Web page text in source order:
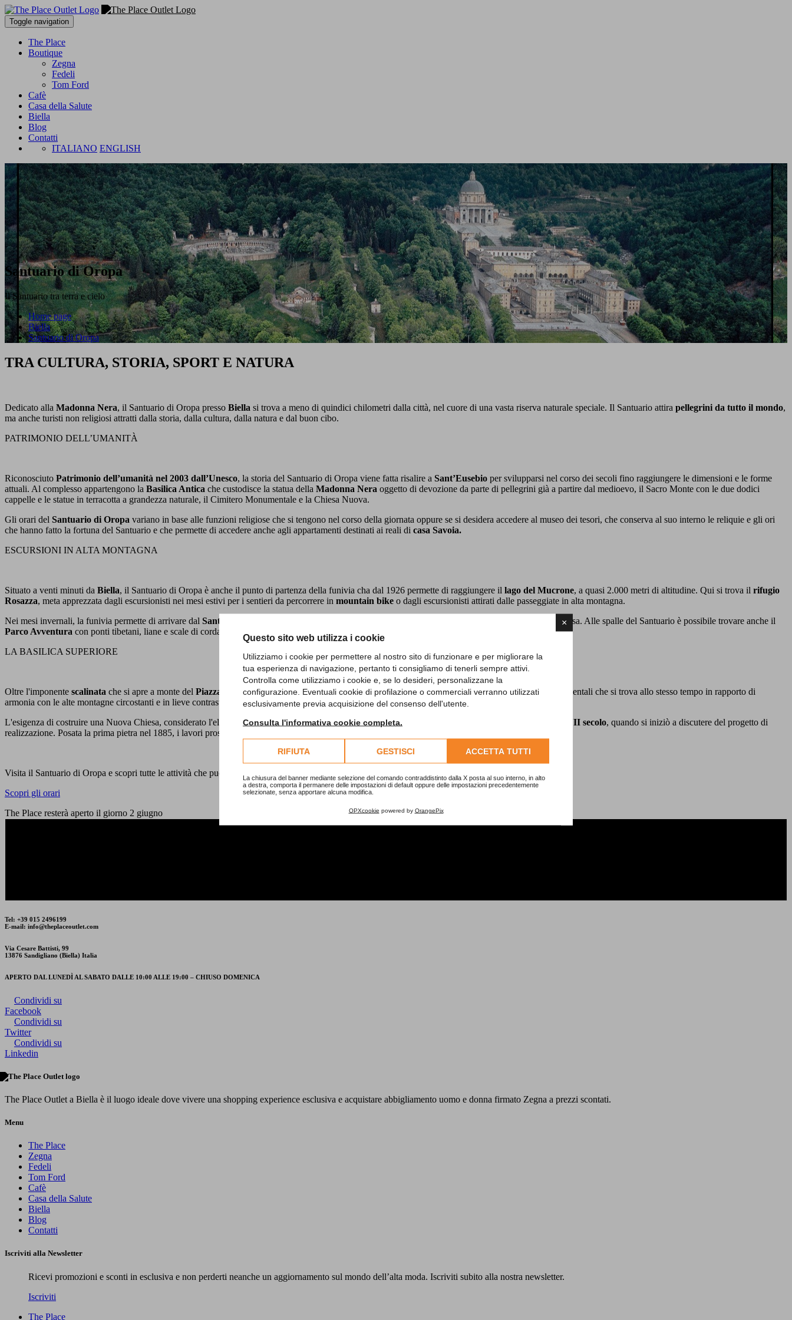
×
Questo sito web utilizza i cookie
Utilizziamo i cookie per permettere al nostro sito di funzionare e per migliorare la
tua esperienza di navigazione, pertanto ti consigliamo di tenerli sempre attivi.
Controlla come utilizziamo i cookie e, se lo desideri, personalizzane la
configurazione. Eventuali cookie di profilazione o commerciali verranno utilizzati
esclusivamente previa acquisizione del consenso dell'utente.
Consulta l'informativa cookie completa.
RIFIUTA GESTISCI ACCETTA TUTTI
La chiusura del banner mediante selezione del comando contraddistinto dalla X posta al suo interno, in alto
a destra, comporta il permanere delle impostazioni di default oppure delle impostazioni precedentemente
selezionate, senza apportare alcuna modifica.
OPXcookie powered by OrangePix
Toggle navigation
The Place
Boutique
Zegna
Fedeli
Tom Ford
Cafè
Casa della Salute
Biella
Blog
Contatti
ITALIANO ENGLISH
Santuario di Oropa
Il Santuario tra terra e cielo
Home page
Biella
Santuario di Oropa
TRA CULTURA, STORIA, SPORT E NATURA
Dedicato alla Madonna Nera, il Santuario di Oropa presso Biella si trova a meno di quindici chilometri dalla città, nel cuore di una vasta riserva naturale speciale. Il Santuario attira pellegrini da tutto il mondo,
ma anche turisti non religiosi attratti dalla storia, dalla cultura, dalla natura e dal buon cibo.
PATRIMONIO DELL’UMANITÀ
Riconosciuto Patrimonio dell’umanità nel 2003 dall’Unesco, la storia del Santuario di Oropa viene fatta risalire a Sant’Eusebio per svilupparsi nel corso dei secoli fino raggiungere le dimensioni e le forme
attuali. Al complesso appartengono la Basilica Antica che custodisce la statua della Madonna Nera oggetto di devozione da parte di pellegrini già a partire dal medioevo, il Sacro Monte con le due dodici
cappelle e le statue in terracotta a grandezza naturale, il Cimitero Monumentale e la Chiesa Nuova.
Gli orari del Santuario di Oropa variano in base alle funzioni religiose che si tengono nel corso della giornata oppure se si desidera accedere al museo dei tesori, che conserva al suo interno le reliquie e gli ori
che hanno fatto la fortuna del Santuario e che permette di accedere anche agli appartamenti destinati ai reali di casa Savoia.
ESCURSIONI IN ALTA MONTAGNA
Situato a venti minuti da Biella, il Santuario di Oropa è anche il punto di partenza della funivia cha dal 1926 permette di raggiungere il lago del Mucrone, a quasi 2.000 metri di altitudine. Qui si trova il rifugio
Rosazza, meta apprezzata dagli escursionisti nei mesi estivi per i sentieri da percorrere in mountain bike o dagli escursionisti attirati dalle passeggiate in alta montagna.
Nei mesi invernali, la funivia permette di arrivare dal Santuario di Oropa
con piste per lo sci di fondo e la discesa. Alle spalle del Santuario è possibile trovare anche il
Parco Avventura con ponti tibetani, liane e scale di corda che piacerà molto anche ai più piccoli.
LA BASILICA SUPERIORE
Oltre l'imponente scalinata che si apre a monte del Piazzale Sacro, lo sguardo si apre verso laBasilica Superiore, costruzione dalle proporzioni monumentali che si trova allo stesso tempo in rapporto di
armonia con le alte montagne circostanti e in lieve contrasto con la dimensione spirituale e raccolta dell'Antica Basilica.
L'esigenza di costruire una Nuova Chiesa, considerato l'elevato numero di pellegrini che si recavano in preghiera al Santuario, venne avvertita sin dal
XVII secolo, quando si iniziò a discutere del progetto di
realizzazione. Posata la prima pietra nel 1885, i lavori proseguirono con molta difficoltà attraverso le due guerre mondiali fino al 1960.
Visita il Santuario di Oropa e scopri tutte le attività che puoi fare!
Scopri gli orari
The Place resterà aperto il giorno 2 giugno
Tel: +39 015 2496199
E-mail: info@theplaceoutlet.com
Via Cesare Battisti, 99
13876 Sandigliano (Biella) Italia
APERTO DAL LUNEDÌ AL SABATO DALLE 10:00 ALLE 19:00 – CHIUSO DOMENICA
Condividi su
Facebook
Condividi su
Twitter
Condividi su
Linkedin
The Place Outlet a Biella è il luogo ideale dove vivere una shopping experience esclusiva e acquistare abbigliamento uomo e donna firmato Zegna a prezzi scontati.
Menu
The Place
Zegna
Fedeli
Tom Ford
Cafè
Casa della Salute
Biella
Blog
Contatti
Iscriviti alla Newsletter
Ricevi promozioni e sconti in esclusiva e non perderti neanche un aggiornamento sul mondo dell’alta moda. Iscriviti subito alla nostra newsletter.
Iscriviti
The Place